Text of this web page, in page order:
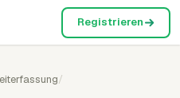
Registrieren
/